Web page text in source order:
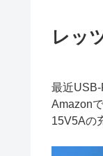
レッ
最近USB-
Amazon
15V5Aの